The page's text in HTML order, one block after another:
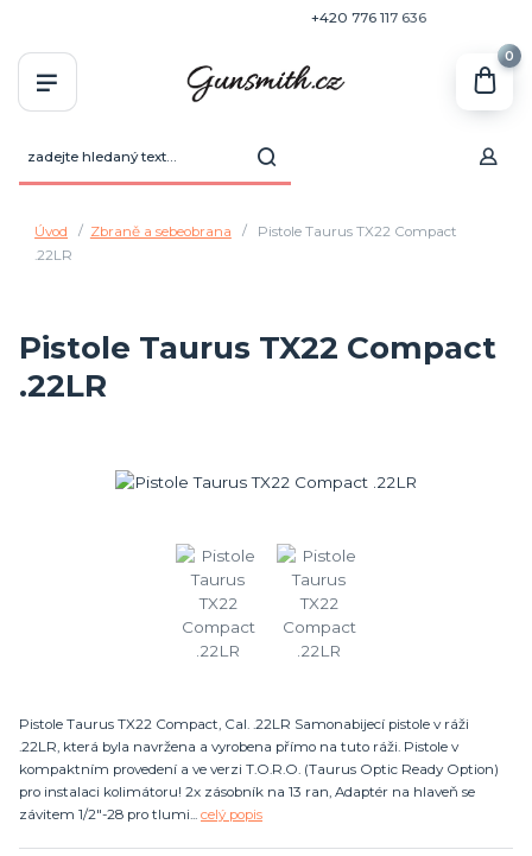
+420 776 117 636
0
Úvod Zbraně a sebeobrana
Pistole Taurus TX22 Compact
.22LR
Pistole Taurus TX22 Compact
.22LR
Pistole Taurus TX22 Compact, Cal. .22LR Samonabijecí pistole v ráži
.22LR, která byla navržena a vyrobena přímo na tuto ráži. Pistole v
kompaktním provedení a ve verzi T.O.R.O. (Taurus Optic Ready Option)
pro instalaci kolimátoru! 2x zásobník na 13 ran, Adaptér na hlaveň se
závitem 1/2"-28 pro tlumi... celý popis